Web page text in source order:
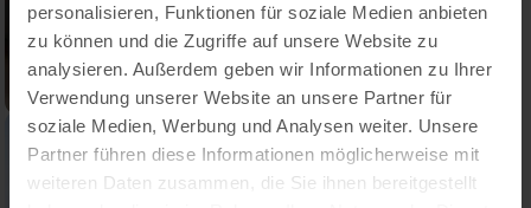
personalisieren, Funktionen für soziale Medien anbieten
zu können und die Zugriffe auf unsere Website zu
analysieren. Außerdem geben wir Informationen zu Ihrer
Verwendung unserer Website an unsere Partner für
soziale Medien, Werbung und Analysen weiter. Unsere
Partner führen diese Informationen möglicherweise mit
weiteren Daten zusammen, die Sie ihnen bereitgestellt